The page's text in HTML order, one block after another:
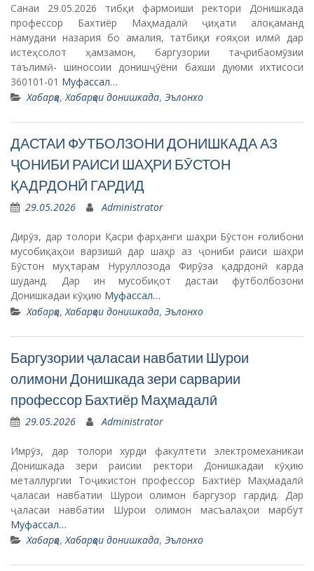
Санаи 29.05.2026 тибқи фармоиши ректори Донишкада
профессор Бахтиёр Маҳмадалӣ ҷиҳати алоқаманд
намудани назария бо амалия, татбиқи ғояҳои илмӣ дар
истеҳсолот ҳамзамон, баргузории таҷрибаомӯзии
таълимӣ- шиносоии донишҷӯёни бахши дуюми ихтисоси
360101-01 Муфассал…
Хабарҳо,Хабарҳои донишкада, Эълонхо
ДАСТАИ ФУТБОЛЗОНИ ДОНИШКАДА АЗ
ҶОНИБИ РАИСИ ШАҲРИ БӮСТОН
ҚАДРДОНӢ ГАРДИД
29.05.2026 Administrator
Дирӯз, дар толори Қасри фарҳанги шаҳри Бӯстон ғолибони
мусобиқаҳои варзишӣ дар шаҳр аз ҷониби раиси шаҳри
Бӯстон муҳтарам Нуруллозода Фирӯза қадрдонӣ карда
шуданд. Дар ин мусобиқот дастаи футболбозони
Донишкадаи кӯҳию Муфассал…
Хабарҳо, Хабарҳои донишкада, Эълонхо
Баргузории ҷаласаи навбатии Шурои
олимони Донишкада зери сарварии
профессор Бахтиёр Маҳмадалӣ
29.05.2026 Administrator
Имрӯз, дар толори хурди факултети электромеханикаи
Донишкада зери раисии ректори Донишкадаи кӯҳию
металлургии Тоҷикистон профессор Бахтиёр Маҳмадалӣ
ҷаласаи навбатии Шурои олимон баргузор гардид. Дар
ҷаласаи навбатии Шурои олимон масъалаҳои марбут
Муфассал…
Хабарҳо,Хабарҳои донишкада, Эълонхо